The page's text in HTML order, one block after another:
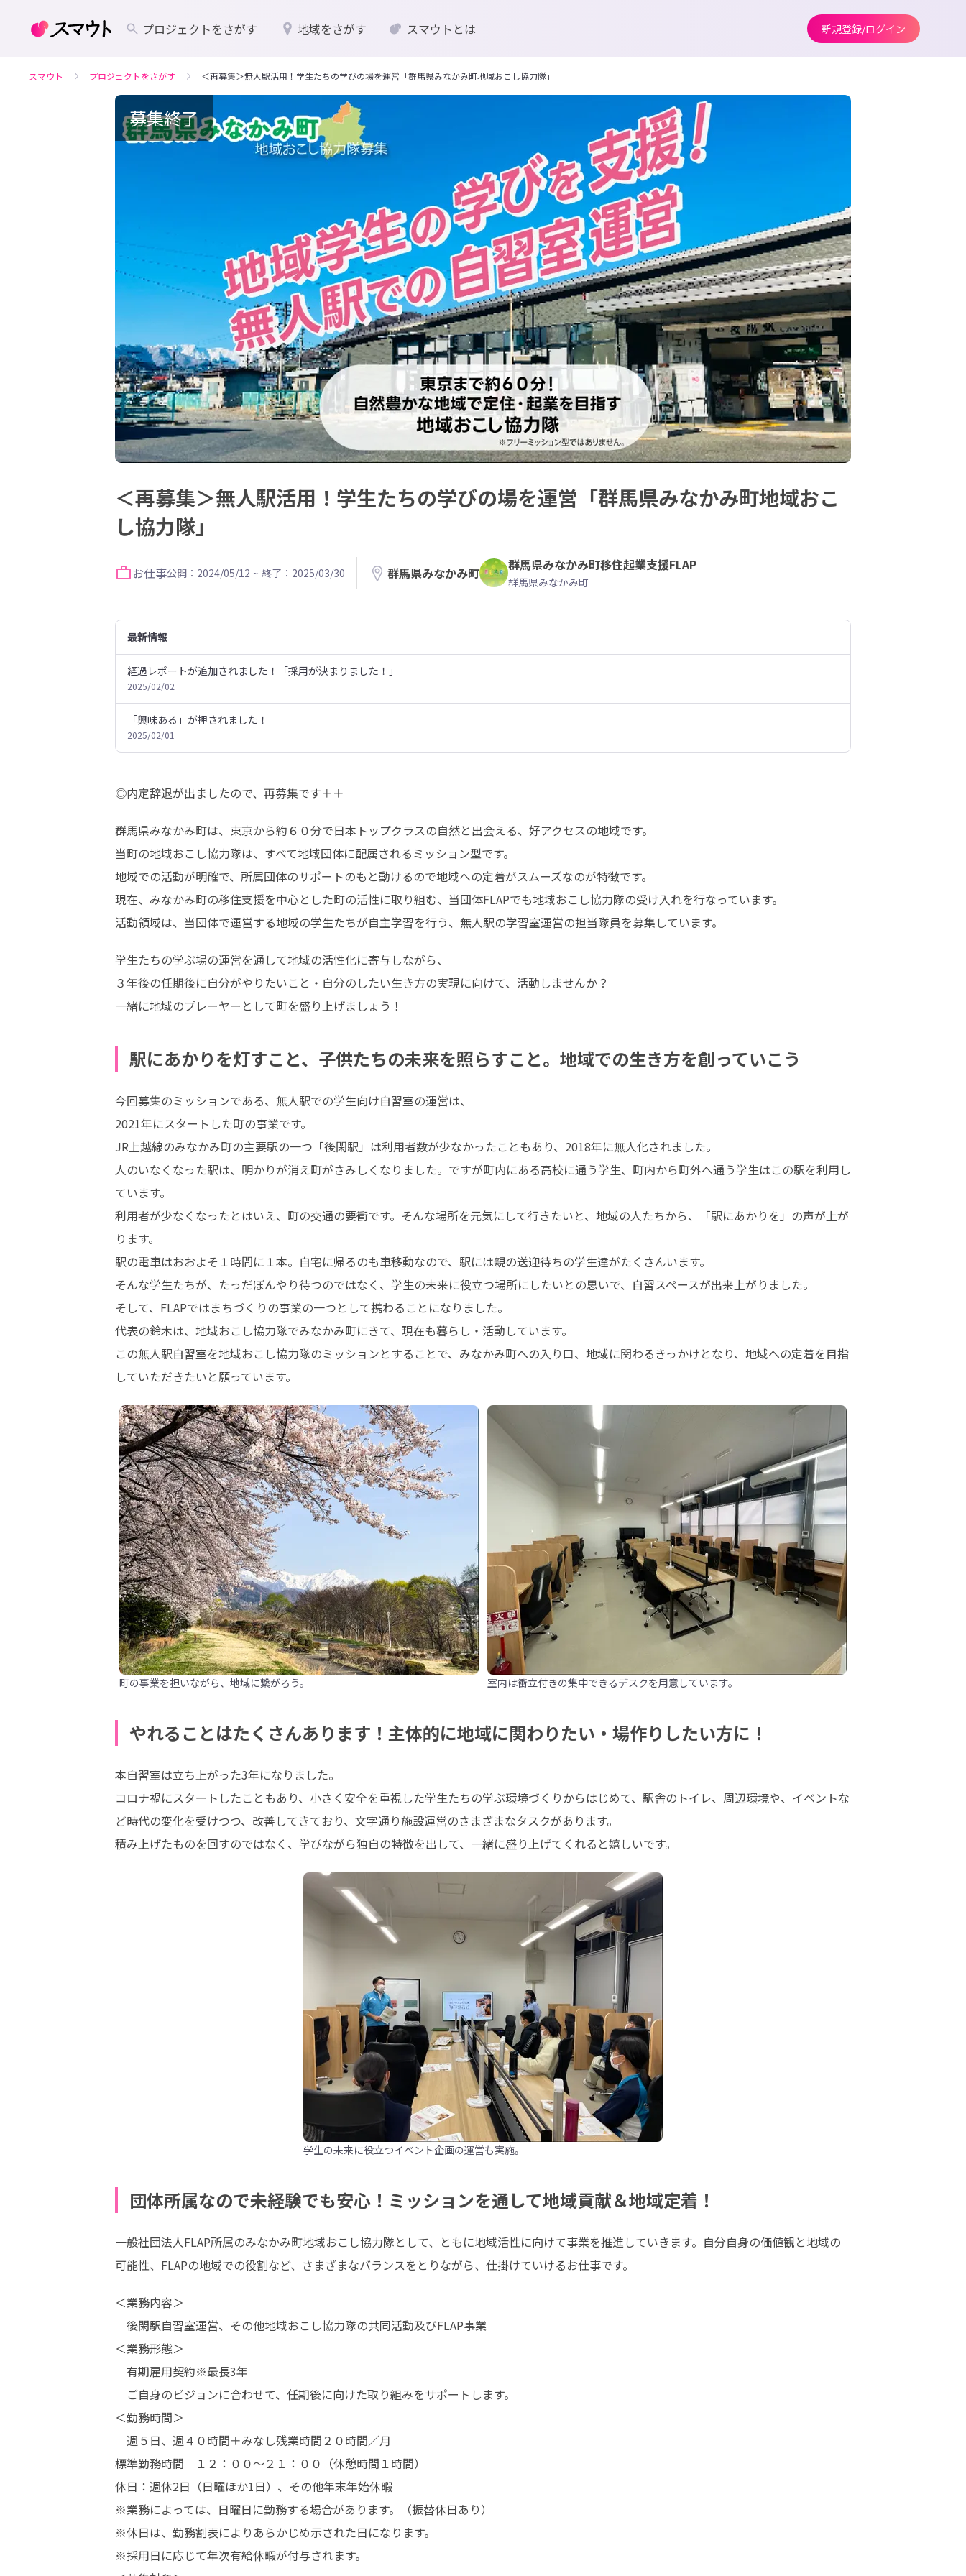
プロジェクトをさがす 地域をさがす スマウトとは 新規登録/ログイン
スマウト プロジェクトをさがす ＜再募集＞無人駅活用！学生たちの学びの場を運営「群馬県みなかみ町地域おこし協力隊」
募集終了
＜再募集＞無人駅活用！学生たちの学びの場を運営「群馬県みなかみ町地域おこ
し協力隊」
お仕事公開：2024/05/12 ~ 終了：2025/03/30 群馬県みなかみ町 群馬県みなかみ町移住起業支援FLAP
群馬県みなかみ町
最新情報
経過レポートが追加されました！「採用が決まりました！」
2025/02/02
「興味ある」が押されました！
2025/02/01
◎内定辞退が出ましたので、再募集です＋＋
群馬県みなかみ町は、東京から約６０分で日本トップクラスの自然と出会える、好アクセスの地域です。
当町の地域おこし協力隊は、すべて地域団体に配属されるミッション型です。
地域での活動が明確で、所属団体のサポートのもと動けるので地域への定着がスムーズなのが特徴です。
現在、みなかみ町の移住支援を中心とした町の活性に取り組む、当団体FLAPでも地域おこし協力隊の受け入れを行なっています。
活動領域は、当団体で運営する地域の学生たちが自主学習を行う、無人駅の学習室運営の担当隊員を募集しています。
学生たちの学ぶ場の運営を通して地域の活性化に寄与しながら、
３年後の任期後に自分がやりたいこと・自分のしたい生き方の実現に向けて、活動しませんか？
一緒に地域のプレーヤーとして町を盛り上げましょう！
駅にあかりを灯すこと、子供たちの未来を照らすこと。地域での生き方を創っていこう
今回募集のミッションである、無人駅での学生向け自習室の運営は、
2021年にスタートした町の事業です。
JR上越線のみなかみ町の主要駅の一つ「後閑駅」は利用者数が少なかったこともあり、2018年に無人化されました。
人のいなくなった駅は、明かりが消え町がさみしくなりました。ですが町内にある高校に通う学生、町内から町外へ通う学生はこの駅を利用し
ています。
利用者が少なくなったとはいえ、町の交通の要衝です。そんな場所を元気にして行きたいと、地域の人たちから、「駅にあかりを」の声が上が
ります。
駅の電車はおおよそ１時間に１本。自宅に帰るのも車移動なので、駅には親の送迎待ちの学生達がたくさんいます。
そんな学生たちが、たっだぼんやり待つのではなく、学生の未来に役立つ場所にしたいとの思いで、自習スペースが出来上がりました。
そして、FLAPではまちづくりの事業の一つとして携わることになりました。
代表の鈴木は、地域おこし協力隊でみなかみ町にきて、現在も暮らし・活動しています。
この無人駅自習室を地域おこし協力隊のミッションとすることで、みなかみ町への入り口、地域に関わるきっかけとなり、地域への定着を目指
していただきたいと願っています。
町の事業を担いながら、地域に繋がろう。 室内は衝立付きの集中できるデスクを用意しています。
やれることはたくさんあります！主体的に地域に関わりたい・場作りしたい方に！
本自習室は立ち上がった3年になりました。
コロナ禍にスタートしたこともあり、小さく安全を重視した学生たちの学ぶ環境づくりからはじめて、駅舎のトイレ、周辺環境や、イベントな
ど時代の変化を受けつつ、改善してきており、文字通り施設運営のさまざまなタスクがあります。
積み上げたものを回すのではなく、学びながら独自の特徴を出して、一緒に盛り上げてくれると嬉しいです。
学生の未来に役立つイベント企画の運営も実施。
団体所属なので未経験でも安心！ミッションを通して地域貢献＆地域定着！
一般社団法人FLAP所属のみなかみ町地域おこし協力隊として、ともに地域活性に向けて事業を推進していきます。自分自身の価値観と地域の
可能性、FLAPの地域での役割など、さまざまなバランスをとりながら、仕掛けていけるお仕事です。
＜業務内容＞
後閑駅自習室運営、その他地域おこし協力隊の共同活動及びFLAP事業
＜業務形態＞
有期雇用契約※最長3年
ご自身のビジョンに合わせて、任期後に向けた取り組みをサポートします。
＜勤務時間＞
週５日、週４０時間＋みなし残業時間２０時間／月
標準勤務時間　１２：００〜２１：００（休憩時間１時間）
休日：週休2日（日曜ほか1日）、その他年末年始休暇
※業務によっては、日曜日に勤務する場合があります。（振替休日あり）
※休日は、勤務割表によりあらかじめ示された日になります。
※採用日に応じて年次有給休暇が付与されます。